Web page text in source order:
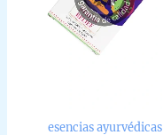
esencias ayurvédicas